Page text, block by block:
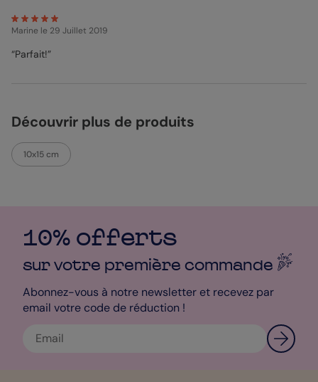
Marine le 29 Juillet 2019
“Parfait!”
Découvrir plus de produits
10x15 cm
10% offerts
sur votre première commande
Abonnez-vous à notre newsletter et recevez par
email votre code de réduction !